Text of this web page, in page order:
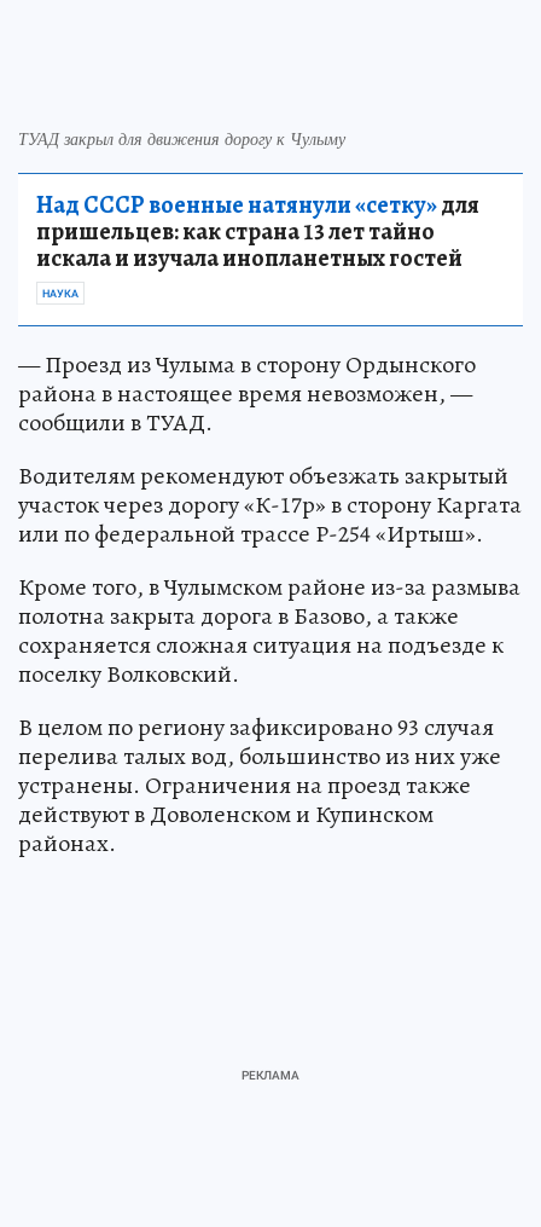
ТУАД закрыл для движения дорогу к Чулыму
Над СССР военные натянули «сетку»для
пришельцев: как страна 13 лет тайно
искала и изучала инопланетных гостей
НАУКА
— Проезд из Чулыма в сторону Ордынского
района в настоящее время невозможен, —
сообщили в ТУАД.
Водителям рекомендуют объезжать закрытый
участок через дорогу «К-17р» в сторону Каргата
или по федеральной трассе Р-254 «Иртыш».
Кроме того, в Чулымском районе из-за размыва
полотна закрыта дорога в Базово, а также
сохраняется сложная ситуация на подъезде к
поселку Волковский.
В целом по региону зафиксировано 93 случая
перелива талых вод, большинство из них уже
устранены. Ограничения на проезд также
действуют в Доволенском и Купинском
районах.